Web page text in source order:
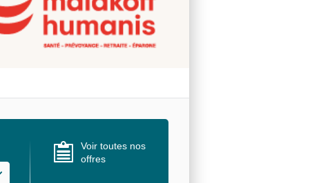
valeurs
Voir toutes nos
offres